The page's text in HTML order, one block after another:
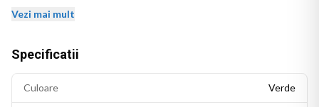
albastru si verde. Stil pictural colorat. Fara text vizibil.
Vezi mai mult
Specificatii
Culoare Verde